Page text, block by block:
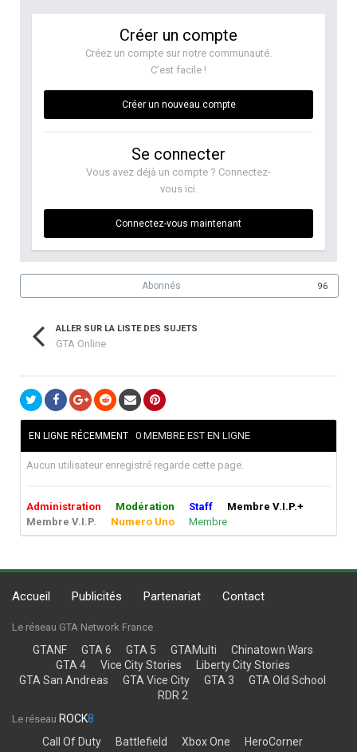
Créer un compte
Créez un compte sur notre communauté.
C’est facile !
Créer un nouveau compte
Se connecter
Vous avez déjà un compte ? Connectez-
vous ici.
Connectez-vous maintenant
Abonnés 96
ALLER SUR LA LISTE DES SUJETS
GTA Online
EN LIGNE RÉCEMMENT 0 MEMBRE EST EN LIGNE
Aucun utilisateur enregistré regarde cette page.
Administration Modération Staff
Membre V.I.P.+
Membre V.I.P.
Numero Uno Membre
Accueil Publicités Partenariat Contact
Le réseau GTA Network France
GTANF GTA 6 GTA 5 GTAMulti
Chinatown Wars
GTA 4
Vice City Stories
Liberty City Stories
GTA San Andreas
GTA Vice City GTA 3
GTA Old School
RDR 2
Le réseau ROCK8
Call Of Duty
Battlefield Xbox One HeroCorner